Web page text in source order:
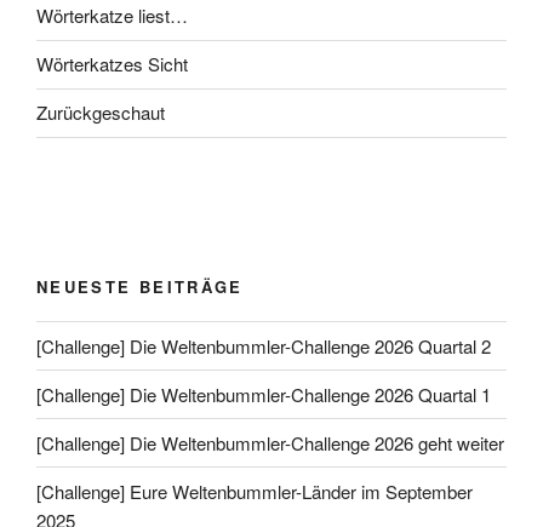
Wörterkatze liest…
Wörterkatzes Sicht
Zurückgeschaut
NEUESTE BEITRÄGE
[Challenge] Die Weltenbummler-Challenge 2026 Quartal 2
[Challenge] Die Weltenbummler-Challenge 2026 Quartal 1
[Challenge] Die Weltenbummler-Challenge 2026 geht weiter
[Challenge] Eure Weltenbummler-Länder im September
2025